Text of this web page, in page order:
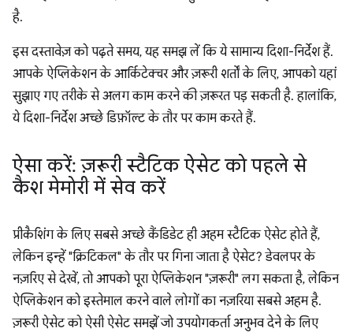
है.
इस दस्तावेज़ को पढ़ते समय, यह समझ लें कि ये सामान्य दिशा-निर्देश हैं.
आपके ऐप्लिकेशन के आर्किटेक्चर और ज़रूरी शर्तों के लिए, आपको यहां
सुझाए गए तरीके से अलग काम करने की ज़रूरत पड़ सकती है. हालांकि,
ये दिशा-निर्देश अच्छे डिफ़ॉल्ट के तौर पर काम करते हैं.
ऐसा करें: ज़रूरी स्टैटिक ऐसेट को पहले से
कैश मेमोरी में सेव करें
प्रीकैशिंग के लिए सबसे अच्छे कैंडिडेट ही अहम स्टैटिक ऐसेट होते हैं,
लेकिन इन्हें "क्रिटिकल" के तौर पर गिना जाता है ऐसेट? डेवलपर के
नज़रिए से देखें, तो आपको पूरा ऐप्लिकेशन "ज़रूरी" लग सकता है, लेकिन
ऐप्लिकेशन को इस्तेमाल करने वाले लोगों का नज़रिया सबसे अहम है.
ज़रूरी ऐसेट को ऐसी ऐसेट समझें जो उपयोगकर्ता अनुभव देने के लिए